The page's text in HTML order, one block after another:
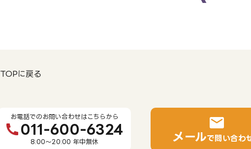
TOPに戻る
お電話でのお問い合わせはこちらから
011-600-6324
8:00～20:00 年中無休 メールで問い合わ